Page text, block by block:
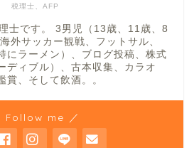
税理士、AFP
士です。 3男児（13歳、11歳、8
外サッカー観戦、フットサル、
にラーメン）、ブログ投稿、株式
ディブル）、古本収集、カラオ
賞、そして飲酒。。
Follow me ／